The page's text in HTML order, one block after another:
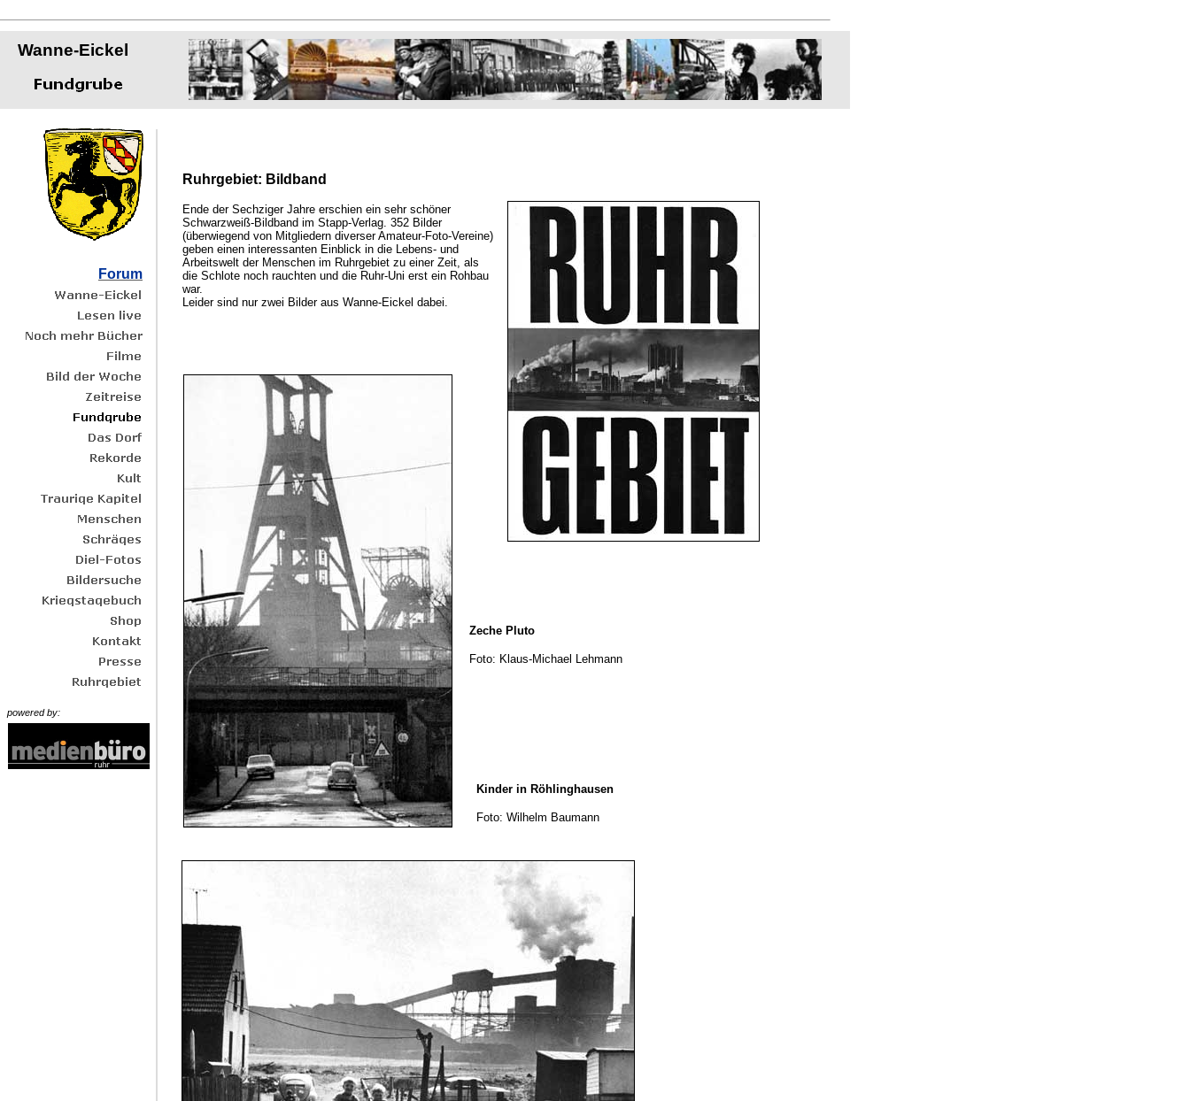
Ruhrgebiet: Bildband
Ende der Sechziger Jahre erschien ein sehr schöner
Schwarzweiß-Bildband im Stapp-Verlag. 352 Bilder
(überwiegend von Mitgliedern diverser Amateur-Foto-Vereine)
geben einen interessanten Einblick in die Lebens- und
Arbeitswelt der Menschen im Ruhrgebiet zu einer Zeit, als
die Schlote noch rauchten und die Ruhr-Uni erst ein Rohbau
war.
Leider sind nur zwei Bilder aus Wanne-Eickel dabei.
Zeche Pluto
Foto: Klaus-Michael Lehmann
Kinder in Röhlinghausen
Foto: Wilhelm Baumann
powered by:
Forum
Wanne-Eickel